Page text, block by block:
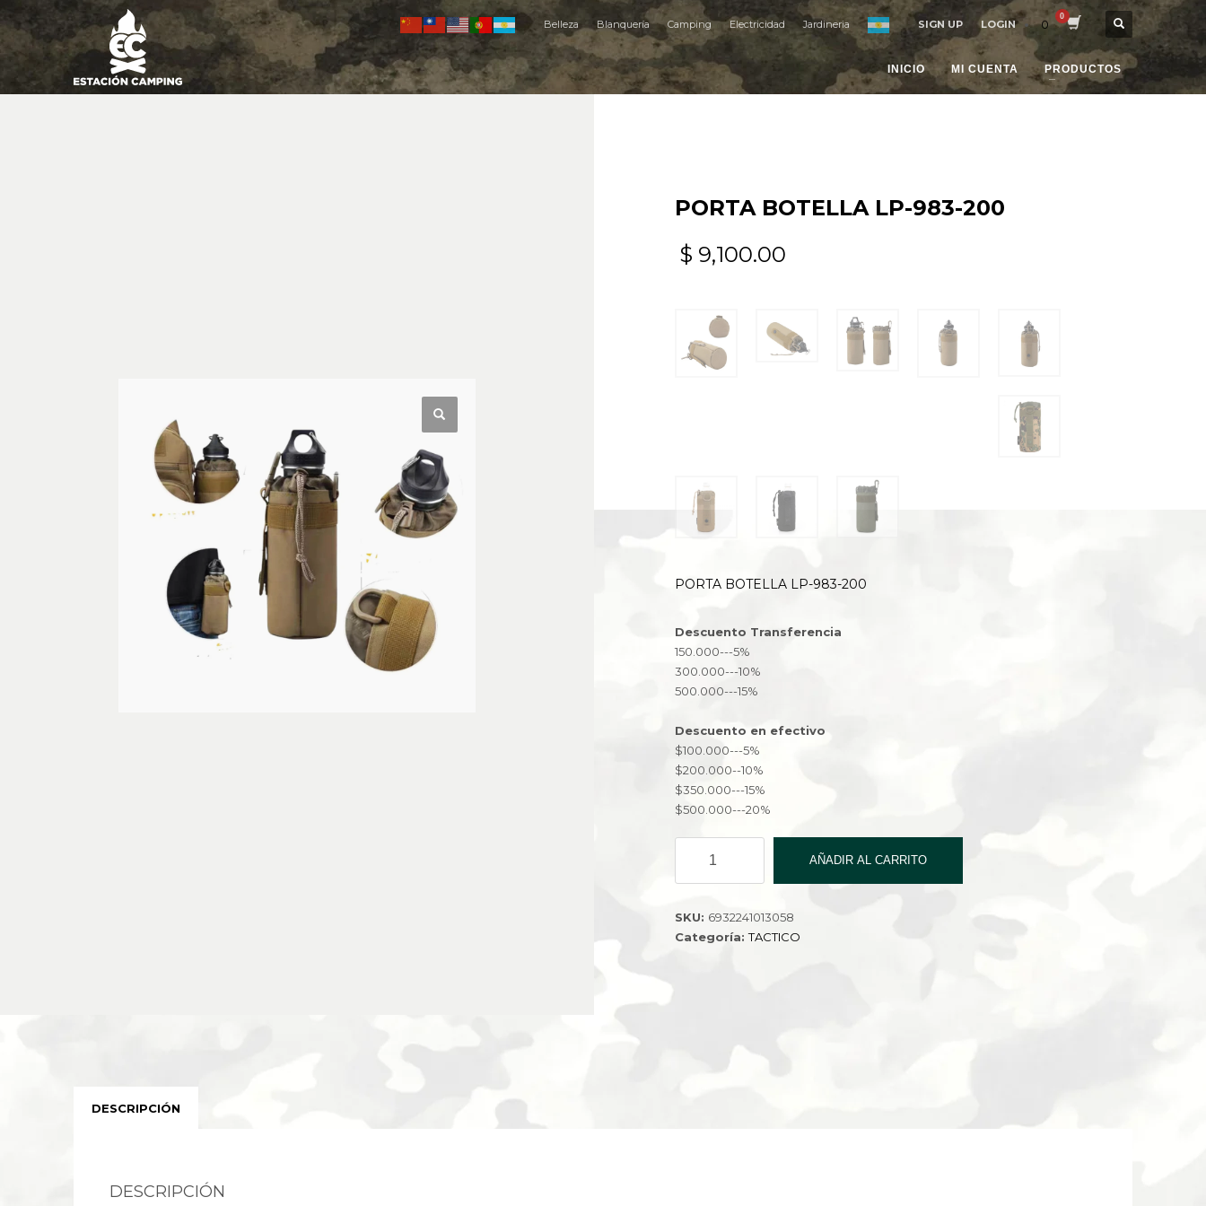
Belleza Blanquería Camping Electricidad Jardineria SIGN UP LOGIN 0
INICIO MI CUENTA PRODUCTOS
PORTA BOTELLA LP-983-200
$ 9,100.00
PORTA BOTELLA LP-983-200
Descuento Transferencia
150.000---5%
300.000---10%
500.000---15%
Descuento en efectivo
$100.000---5%
$200.000--10%
$350.000---15%
$500.000---20%
BOTELLA
LP-
200
cantidad
AÑADIR AL CARRITO
SKU: 6932241013058
Categoría:TACTICO
DESCRIPCIÓN
DESCRIPCIÓN